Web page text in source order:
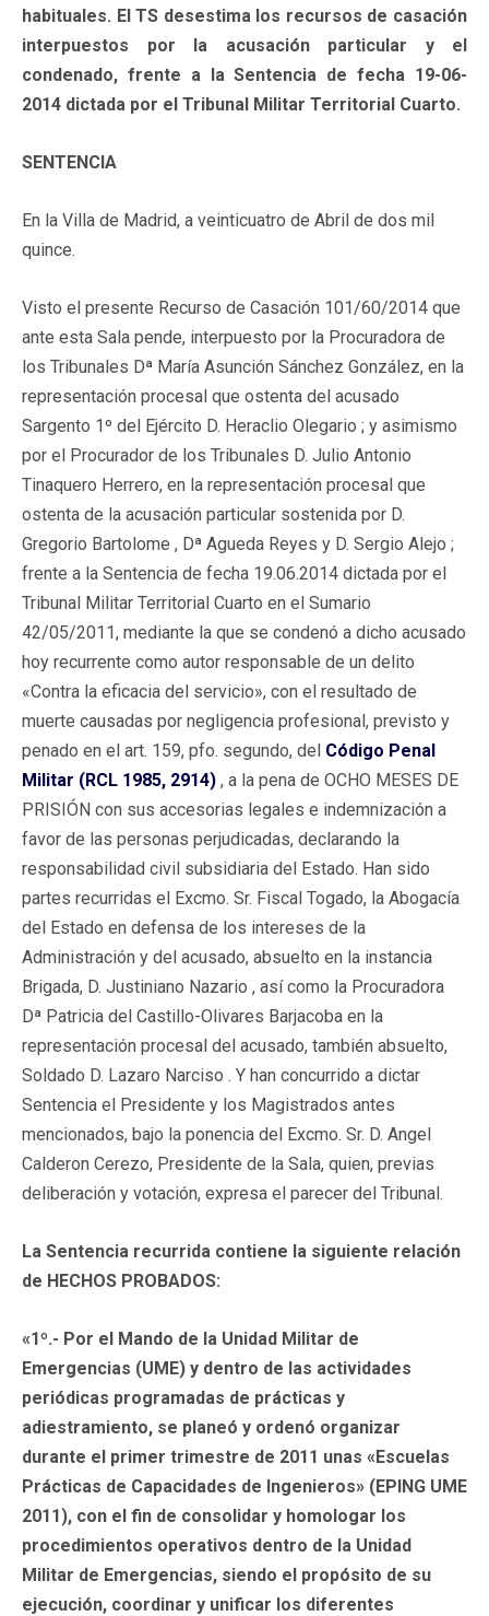
habituales. El TS desestima los recursos de casación
interpuestos por la acusación particular y el
condenado, frente a la Sentencia de fecha 19-06-
2014 dictada por el Tribunal Militar Territorial Cuarto.
SENTENCIA
En la Villa de Madrid, a veinticuatro de Abril de dos mil
quince.
Visto el presente Recurso de Casación 101/60/2014 que
ante esta Sala pende, interpuesto por la Procuradora de
los Tribunales Dª María Asunción Sánchez González, en la
representación procesal que ostenta del acusado
Sargento 1º del Ejército D. Heraclio Olegario ; y asimismo
por el Procurador de los Tribunales D. Julio Antonio
Tinaquero Herrero, en la representación procesal que
ostenta de la acusación particular sostenida por D.
Gregorio Bartolome , Dª Agueda Reyes y D. Sergio Alejo ;
frente a la Sentencia de fecha 19.06.2014 dictada por el
Tribunal Militar Territorial Cuarto en el Sumario
42/05/2011, mediante la que se condenó a dicho acusado
hoy recurrente como autor responsable de un delito
«Contra la eficacia del servicio», con el resultado de
muerte causadas por negligencia profesional, previsto y
penado en el art. 159, pfo. segundo, del Código Penal
Militar (RCL 1985, 2914) , a la pena de OCHO MESES DE
PRISIÓN con sus accesorias legales e indemnización a
favor de las personas perjudicadas, declarando la
responsabilidad civil subsidiaria del Estado. Han sido
partes recurridas el Excmo. Sr. Fiscal Togado, la Abogacía
del Estado en defensa de los intereses de la
Administración y del acusado, absuelto en la instancia
Brigada, D. Justiniano Nazario , así como la Procuradora
Dª Patricia del Castillo-Olivares Barjacoba en la
representación procesal del acusado, también absuelto,
Soldado D. Lazaro Narciso . Y han concurrido a dictar
Sentencia el Presidente y los Magistrados antes
mencionados, bajo la ponencia del Excmo. Sr. D. Angel
Calderon Cerezo, Presidente de la Sala, quien, previas
deliberación y votación, expresa el parecer del Tribunal.
La Sentencia recurrida contiene la siguiente relación
de HECHOS PROBADOS:
«1º.- Por el Mando de la Unidad Militar de
Emergencias (UME) y dentro de las actividades
periódicas programadas de prácticas y
adiestramiento, se planeó y ordenó organizar
durante el primer trimestre de 2011 unas «Escuelas
Prácticas de Capacidades de Ingenieros» (EPING UME
2011), con el fin de consolidar y homologar los
procedimientos operativos dentro de la Unidad
Militar de Emergencias, siendo el propósito de su
ejecución, coordinar y unificar los diferentes